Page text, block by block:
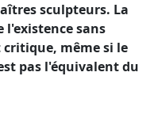
sculpteurs. La
sans
même si le
pas l'équivalent du